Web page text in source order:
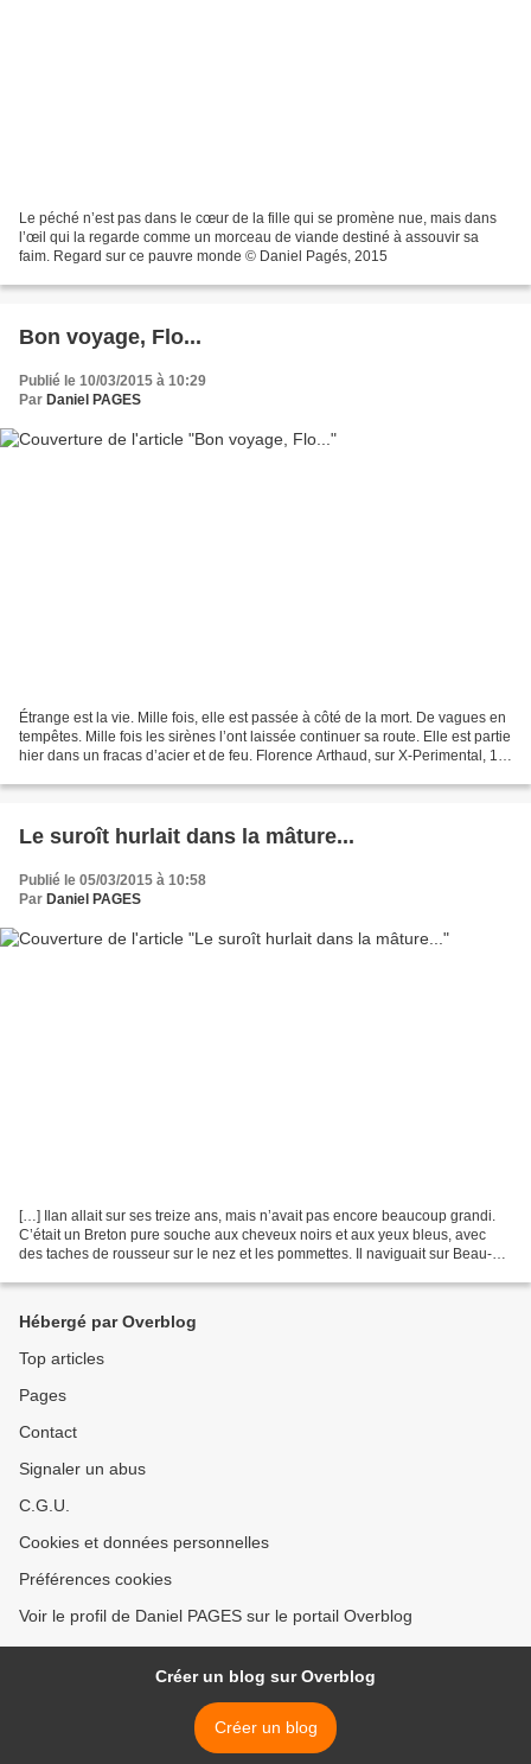
Le péché n’est pas dans le cœur de la fille qui se promène nue, mais dans
l’œil qui la regarde comme un morceau de viande destiné à assouvir sa
faim. Regard sur ce pauvre monde © Daniel Pagés, 2015
Bon voyage, Flo...
Publié le 10/03/2015 à 10:29
Par Daniel PAGES
Étrange est la vie. Mille fois, elle est passée à côté de la mort. De vagues en
tempêtes. Mille fois les sirènes l’ont laissée continuer sa route. Elle est partie
hier dans un fracas d’acier et de feu. Florence Arthaud, sur X-Perimental, 1e
Le suroît hurlait dans la mâture...
Publié le 05/03/2015 à 10:58
Par Daniel PAGES
[…] Ilan allait sur ses treize ans, mais n’avait pas encore beaucoup grandi.
C’était un Breton pure souche aux cheveux noirs et aux yeux bleus, avec
des taches de rousseur sur le nez et les pommettes. Il naviguait sur Beau-
Hébergé par Overblog
Top articles
Pages
Contact
Signaler un abus
C.G.U.
Cookies et données personnelles
Préférences cookies
Voir le profil de Daniel PAGES sur le portail Overblog
Créer un blog sur Overblog
Créer un blog